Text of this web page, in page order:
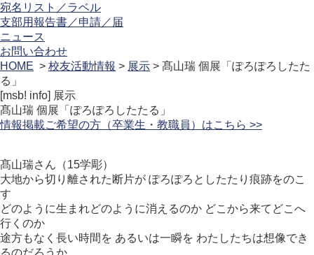
宛名リスト／ラベル
支部用報告書／申請／届
ニュース
お問い合わせ
HOME > 校友活動情報 > 展示 > 髙山瑞 個展「ぽろぽろしたた
る」
[msb! info] 展示
髙山瑞 個展「ぽろぽろしたたる」
情報掲載ご希望の方（卒業生・教職員）はこちら >>
髙山瑞さん（15学彫）
大地から切り離された断片が ぽろぽろとしたたり痕跡をのこ
す
どのように生まれどのように消えるのか どこから来てどこへ
行くのか
途方もなく長い時間を あるいは一瞬を わたしたちは想像でき